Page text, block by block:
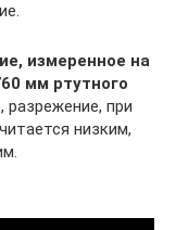
измеренное на
мм ртутного
разрежение, при
низким,